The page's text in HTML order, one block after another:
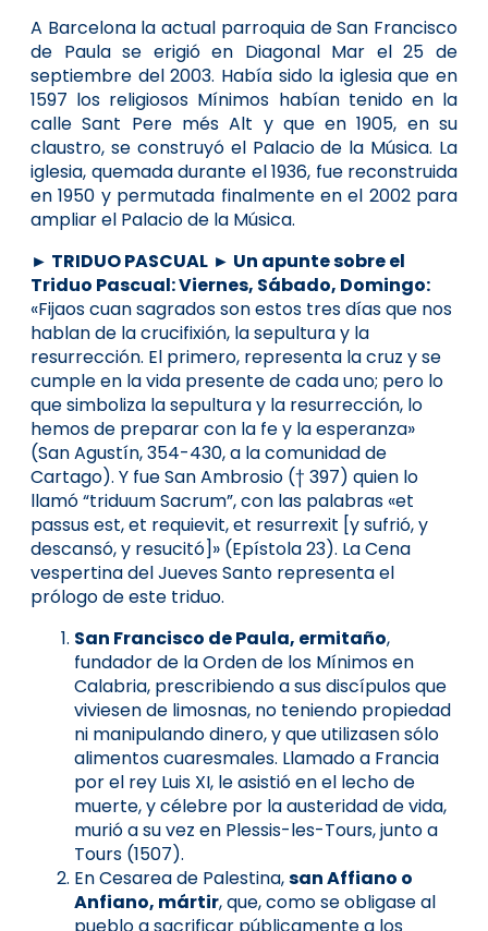
A Barcelona la actual parroquia de San Francisco
de Paula se erigió en Diagonal Mar el 25 de
septiembre del 2003. Había sido la iglesia que en
1597 los religiosos Mínimos habían tenido en la
calle Sant Pere més Alt y que en 1905, en su
claustro, se construyó el Palacio de la Música. La
iglesia, quemada durante el 1936, fue reconstruida
en 1950 y permutada finalmente en el 2002 para
ampliar el Palacio de la Música.
► TRIDUO PASCUAL ► Un apunte sobre el
Triduo Pascual: Viernes, Sábado, Domingo:
«Fijaos cuan sagrados son estos tres días que nos
hablan de la crucifixión, la sepultura y la
resurrección. El primero, representa la cruz y se
cumple en la vida presente de cada uno; pero lo
que simboliza la sepultura y la resurrección, lo
hemos de preparar con la fe y la esperanza»
(San Agustín, 354-430, a la comunidad de
Cartago). Y fue San Ambrosio († 397) quien lo
llamó “triduum Sacrum”, con las palabras «et
passus est, et requievit, et resurrexit [y sufrió, y
descansó, y resucitó]» (Epístola 23). La Cena
vespertina del Jueves Santo representa el
prólogo de este triduo.
San Francisco de Paula, ermitaño,
fundador de la Orden de los Mínimos en
Calabria, prescribiendo a sus discípulos que
viviesen de limosnas, no teniendo propiedad
ni manipulando dinero, y que utilizasen sólo
alimentos cuaresmales. Llamado a Francia
por el rey Luis XI, le asistió en el lecho de
muerte, y célebre por la austeridad de vida,
murió a su vez en Plessis-les-Tours, junto a
Tours (1507).
En Cesarea de Palestina,san Affiano o
Anfiano, mártir, que, como se obligase al
pueblo a sacrificar públicamente a los